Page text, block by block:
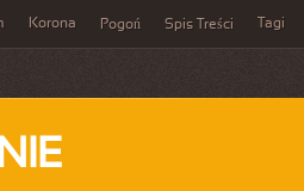
Korona Pogoń Spis Treści Tagi